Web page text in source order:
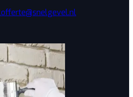
offerte@snelgevel.nl